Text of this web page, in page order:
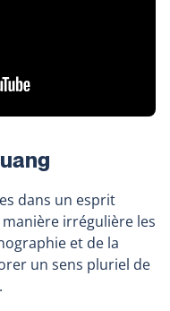
dans un esprit
irrégulière les
et de la
un sens pluriel de